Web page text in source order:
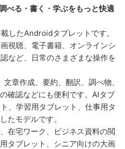
る・書く・学ぶをもっと快適
したAndroidタブレットです。
視聴、電子書籍、オンラインシ
など、日常のさまざまな操作を
章作成、要約、翻訳、調べ物、
確認などにも便利です。AIタブ
、学習用タブレット、仕事用タ
たモデルです。
在宅ワーク、ビジネス資料の閲
タブレット、シニア向けの大画